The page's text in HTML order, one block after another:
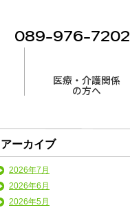
089-976-7202
医療・介護関係
の方へ
アーカイブ
2026年7月
2026年6月
2026年5月